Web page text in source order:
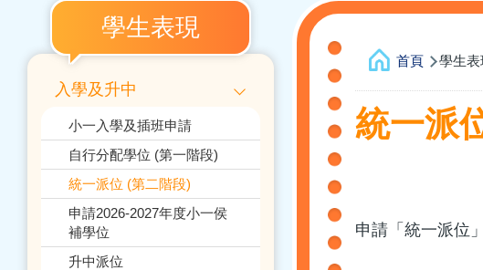
導
航
連
結
首頁 學生表
統一派
申請「統一派位
Main
navigation
學生表現
入學及升中
小一入學及插班申請
自行分配學位 (第一階段)
統一派位 (第二階段)
申請2026-2027年度小一侯
補學位
升中派位